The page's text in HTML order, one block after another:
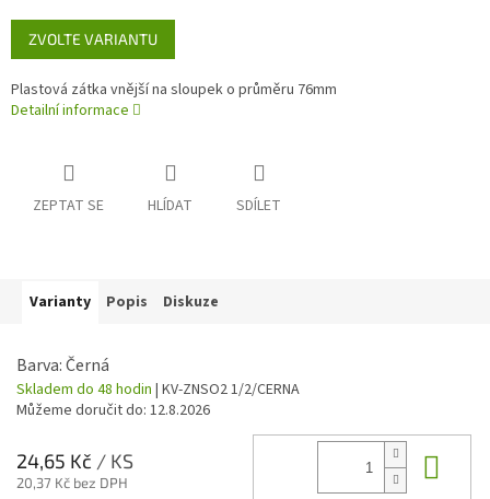
Měrná
cena:
ZVOLTE VARIANTU
Plastová zátka vnější na sloupek o průměru 76mm
Detailní informace
ZEPTAT SE HLÍDAT SDÍLET
Varianty Popis Diskuze
Barva: Černá
Skladem do 48 hodin | KV-ZNSO2 1/2/CERNA
Můžeme doručit do: 12.8.2026
24,65 Kč / KS
20,37 Kč bez DPH